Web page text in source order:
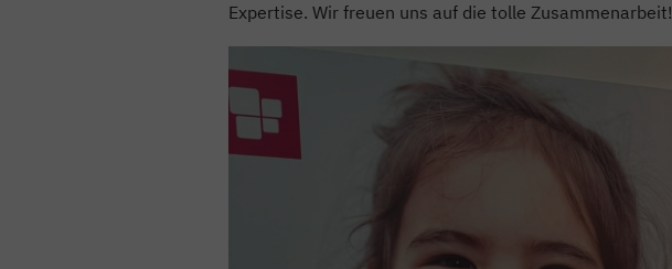
Expertise. Wir freuen uns auf die tolle Zusammenarbeit!